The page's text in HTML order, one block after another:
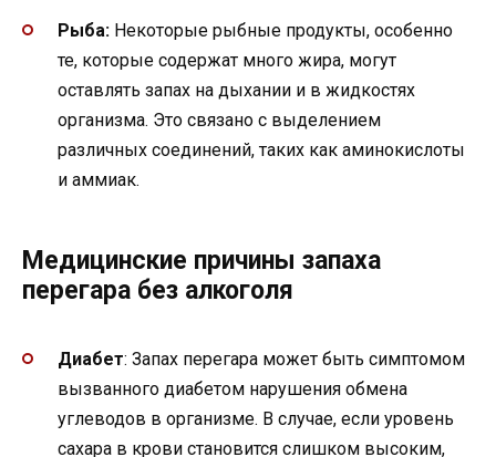
Рыба: Некоторые рыбные продукты, особенно
те, которые содержат много жира, могут
оставлять запах на дыхании и в жидкостях
организма. Это связано с выделением
различных соединений, таких как аминокислоты
и аммиак.
Медицинские причины запаха
перегара без алкоголя
Диабет: Запах перегара может быть симптомом
вызванного диабетом нарушения обмена
углеводов в организме. В случае, если уровень
сахара в крови становится слишком высоким,